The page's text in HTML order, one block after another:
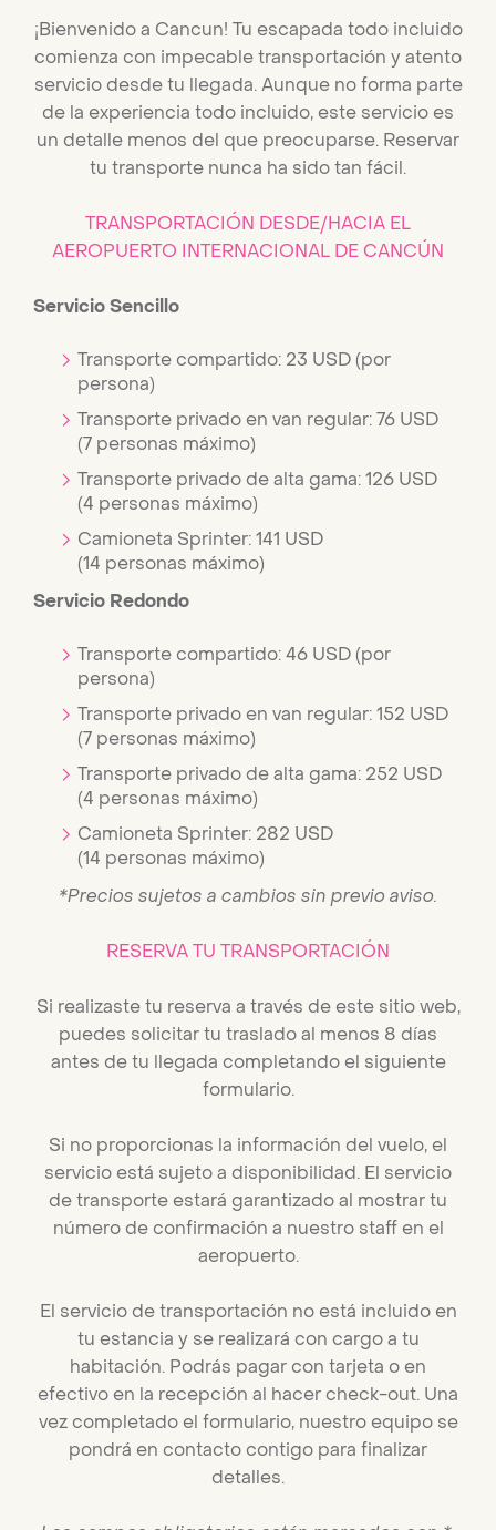
¡Bienvenido a Cancun! Tu escapada todo incluido
comienza con impecable transportación y atento
servicio desde tu llegada. Aunque no forma parte
de la experiencia todo incluido, este servicio es
un detalle menos del que preocuparse. Reservar
tu transporte nunca ha sido tan fácil.
TRANSPORTACIÓN DESDE/HACIA EL
AEROPUERTO INTERNACIONAL DE CANCÚN
Servicio Sencillo
Transporte compartido: 23 USD (por
persona)
Transporte privado en van regular: 76 USD
(7 personas máximo)
Transporte privado de alta gama: 126 USD
(4 personas máximo)
Camioneta Sprinter: 141 USD
(14 personas máximo)
Servicio Redondo
Transporte compartido: 46 USD (por
persona)
Transporte privado en van regular: 152 USD
(7 personas máximo)
Transporte privado de alta gama: 252 USD
(4 personas máximo)
Camioneta Sprinter: 282 USD
(14 personas máximo)
*Precios sujetos a cambios sin previo aviso.
RESERVA TU TRANSPORTACIÓN
Si realizaste tu reserva a través de este sitio web,
puedes solicitar tu traslado al menos 8 días
antes de tu llegada completando el siguiente
formulario.
Si no proporcionas la información del vuelo, el
servicio está sujeto a disponibilidad. El servicio
de transporte estará garantizado al mostrar tu
número de confirmación a nuestro staff en el
aeropuerto.
El servicio de transportación no está incluido en
tu estancia y se realizará con cargo a tu
habitación. Podrás pagar con tarjeta o en
efectivo en la recepción al hacer check-out. Una
vez completado el formulario, nuestro equipo se
pondrá en contacto contigo para finalizar
detalles.